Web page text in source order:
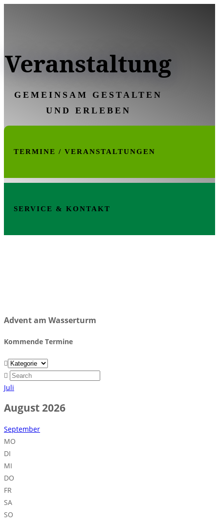
Veranstaltung
GEMEINSAM GESTALTEN
UND ERLEBEN
TERMINE / VERANSTALTUNGEN
SERVICE & KONTAKT
Advent am Wasserturm
Kommende Termine
Juli
August 2026
September
MO
DI
MI
DO
FR
SA
SO